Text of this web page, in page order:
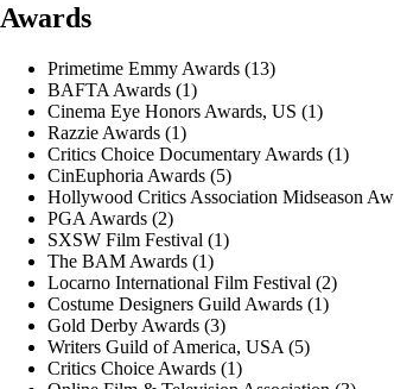
Awards
Primetime Emmy Awards (13)
BAFTA Awards (1)
Cinema Eye Honors Awards, US (1)
Razzie Awards (1)
Critics Choice Documentary Awards (1)
CinEuphoria Awards (5)
Hollywood Critics Association Midseason
PGA Awards (2)
SXSW Film Festival (1)
The BAM Awards (1)
Locarno International Film Festival (2)
Costume Designers Guild Awards (1)
Gold Derby Awards (3)
Writers Guild of America, USA (5)
Critics Choice Awards (1)